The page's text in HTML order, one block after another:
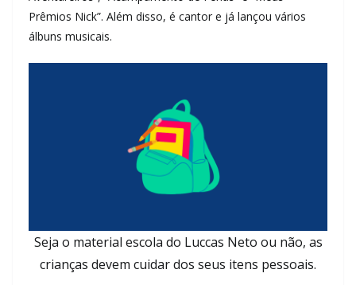
Prêmios Nick”. Além disso, é cantor e já lançou vários
álbuns musicais.
Seja o material escola do Luccas Neto ou não, as
crianças devem cuidar dos seus itens pessoais.